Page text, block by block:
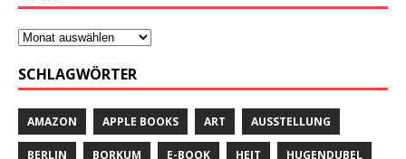
SCHLAGWÖRTER
AMAZON APPLE BOOKS ART AUSSTELLUNG
BERLIN BORKUM E-BOOK HEIT HUGENDUBEL